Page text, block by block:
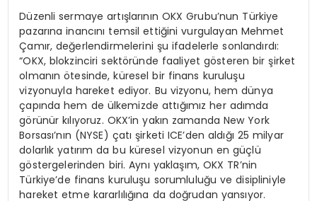
Düzenli sermaye artışlarının OKX Grubu’nun Türkiye
pazarına inancını temsil ettiğini vurgulayan Mehmet
Çamır, değerlendirmelerini şu ifadelerle sonlandırdı:
“OKX, blokzinciri sektöründe faaliyet gösteren bir şirket
olmanın ötesinde, küresel bir finans kuruluşu
vizyonuyla hareket ediyor. Bu vizyonu, hem dünya
çapında hem de ülkemizde attığımız her adımda
görünür kılıyoruz. OKX’in yakın zamanda New York
Borsası’nın (NYSE) çatı şirketi ICE’den aldığı 25 milyar
dolarlık yatırım da bu küresel vizyonun en güçlü
göstergelerinden biri. Aynı yaklaşım, OKX TR’nin
Türkiye’de finans kuruluşu sorumluluğu ve disipliniyle
hareket etme kararlılığına da doğrudan yansıyor.